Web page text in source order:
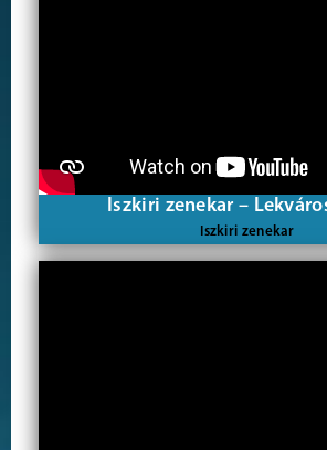
Iszkiri zenekar –
Iszkiri zenekar